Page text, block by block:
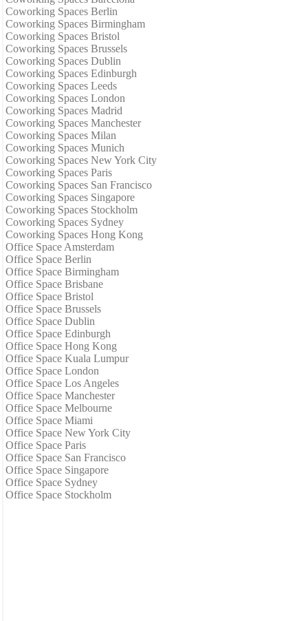
Coworking Spaces Berlin
Coworking Spaces Birmingham
Coworking Spaces Bristol
Coworking Spaces Brussels
Coworking Spaces Dublin
Coworking Spaces Edinburgh
Coworking Spaces Leeds
Coworking Spaces London
Coworking Spaces Madrid
Coworking Spaces Manchester
Coworking Spaces Milan
Coworking Spaces Munich
Coworking Spaces New York City
Coworking Spaces Paris
Coworking Spaces San Francisco
Coworking Spaces Singapore
Coworking Spaces Stockholm
Coworking Spaces Sydney
Coworking Spaces Hong Kong
Office Space Amsterdam
Office Space Berlin
Office Space Birmingham
Office Space Brisbane
Office Space Bristol
Office Space Brussels
Office Space Dublin
Office Space Edinburgh
Office Space Hong Kong
Office Space Kuala Lumpur
Office Space London
Office Space Los Angeles
Office Space Manchester
Office Space Melbourne
Office Space Miami
Office Space New York City
Office Space Paris
Office Space San Francisco
Office Space Singapore
Office Space Sydney
Office Space Stockholm